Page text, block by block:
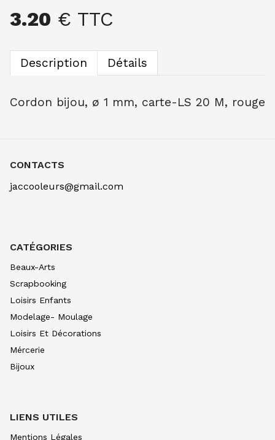
3.20 € TTC
Description Détails
Cordon bijou, ø 1 mm, carte-LS 20 M, rouge
CONTACTS
jaccooleurs@gmail.com
CATÉGORIES
Beaux-Arts
Scrapbooking
Loisirs Enfants
Modelage- Moulage
Loisirs Et Décorations
Mércerie
Bijoux
LIENS UTILES
Mentions Légales